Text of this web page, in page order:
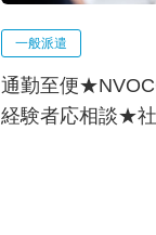
一般派遣
通勤至便
経験者応相談★